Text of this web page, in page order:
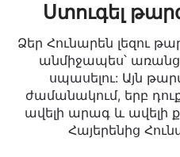
Ստուգել
Ձեր Հունարեն լեզու
անմիջապես՝
սպասելու: Այն
ժամանակում, երբ դուք